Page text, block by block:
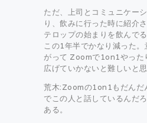
ただ、上司とコミュニケー
り、飲みに行った時に紹介
テロップの始まりを飲んで
この1年半でかなり減った
がって Zoomで1on1やった
広げていかないと難しいと思
荒木:Zoomの1on1もだんだ
でこの人と話しているんだ
ある。